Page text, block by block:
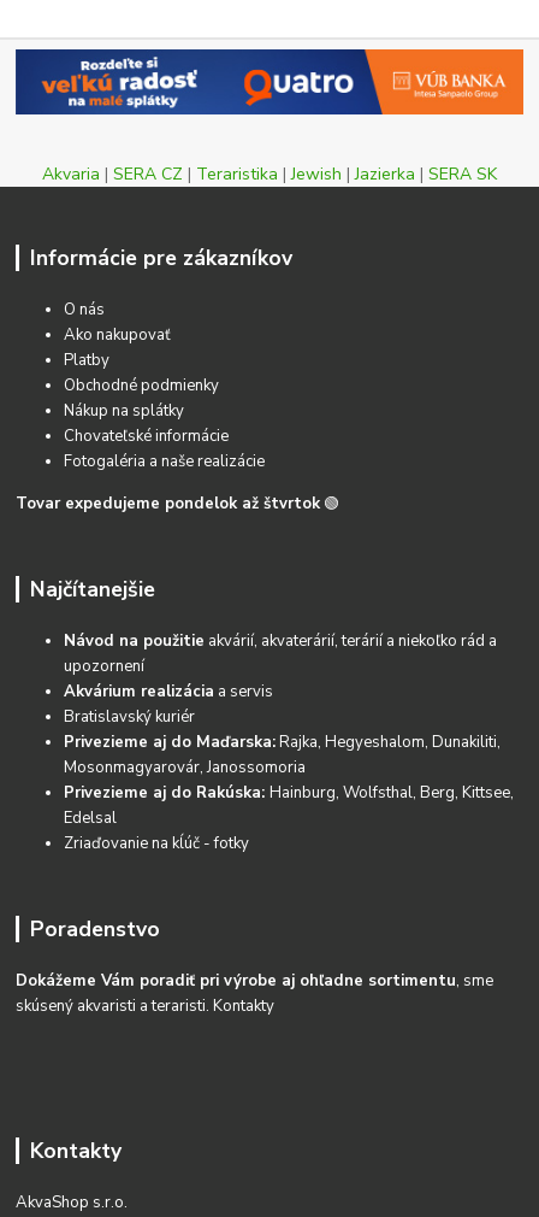
Akvaria | SERA CZ | Teraristika |Jewish |Jazierka | SERA SK
Informácie pre zákazníkov
O nás
Ako nakupovať
Platby
Obchodné podmienky
Nákup na splátky
Chovateľské informácie
Fotogaléria a naše realizácie
Tovar expedujeme pondelok až štvrtok 🟢
Najčítanejšie
Návod na použitie akvárií, akvaterárií, terárií a niekoľko rád a
upozornení
Akvárium realizácia a servis
Bratislavský kuriér
Privezieme aj do Maďarska:Rajka, Hegyeshalom, Dunakiliti,
Mosonmagyarovár, Janossomoria
Privezieme aj do Rakúska:Hainburg, Wolfsthal, Berg, Kittsee,
Edelsal
Zriaďovanie na kĺúč - fotky
Poradenstvo
Dokážeme Vám poradiť pri výrobe aj ohľadne sortimentu, sme
skúsený akvaristi a teraristi.Kontakty
Kontakty
AkvaShop s.r.o.